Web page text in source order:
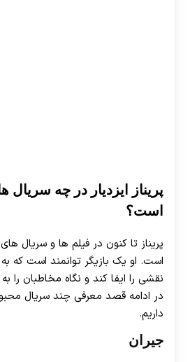
پریناز ایزدیار در چه سریال
است؟
پریناز تا کنون در فیلم ها و سریال
است. او یک بازیگر توانمند است که
نقشی را ایفا کند و نگاه مخاطبان
در ادامه قصد معرفی چند سریال
داریم.
جیران